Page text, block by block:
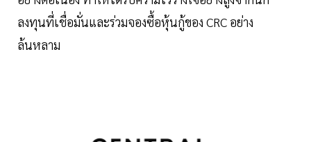
ลงทุนที่เชื่อมั่นและร่วมจองซื้อหุ้นกู้ของ CRC อย่าง
ล้นหลาม